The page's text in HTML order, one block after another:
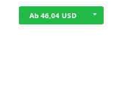
Ab 46,04 USD